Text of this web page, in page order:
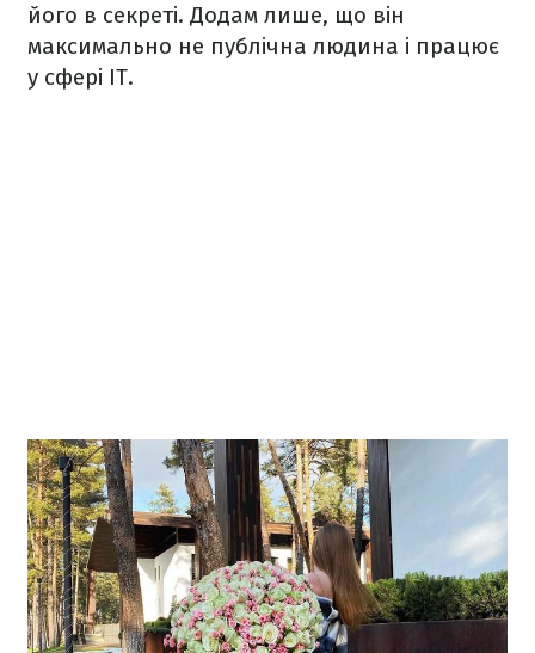
його в секреті. Додам лише, що він
максимально не публічна людина і працює
у сфері IT.